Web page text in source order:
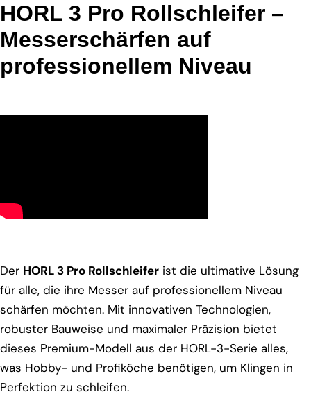
HORL 3 Pro Rollschleifer –
Messerschärfen auf
professionellem Niveau
Der HORL 3 Pro Rollschleifer ist die ultimative Lösung
für alle, die ihre Messer auf professionellem Niveau
schärfen möchten. Mit innovativen Technologien,
robuster Bauweise und maximaler Präzision bietet
dieses Premium-Modell aus der HORL-3-Serie alles,
was Hobby- und Profiköche benötigen, um Klingen in
Perfektion zu schleifen.